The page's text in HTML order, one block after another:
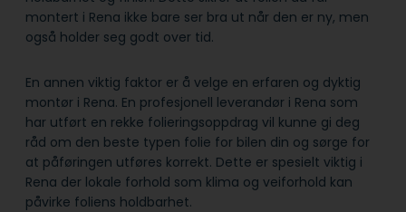
montert i Rena ikke bare ser bra ut når den er ny, men
også holder seg godt over tid.
En annen viktig faktor er å velge en erfaren og dyktig
montør i Rena. En profesjonell leverandør i Rena som
har utført en rekke folieringsoppdrag vil kunne gi deg
råd om den beste typen folie for bilen din og sørge for
at påføringen utføres korrekt. Dette er spesielt viktig i
Rena der lokale forhold som klima og veiforhold kan
påvirke foliens holdbarhet.